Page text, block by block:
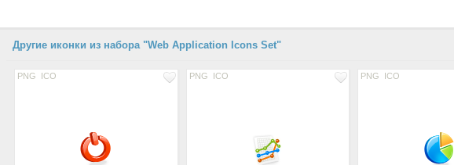
Другие иконки из набора "Web Application Icons Set"
PNG ICO PNG ICO PNG ICO